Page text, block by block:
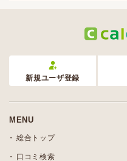
新規ユーザ登録
MENU
総合トップ
口コミ検索